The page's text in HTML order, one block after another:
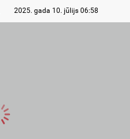
2025. gada 10. jūlijs 06:58